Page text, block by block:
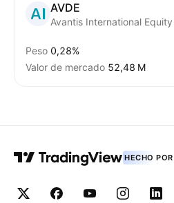
AVDE
Avantis International Equity
Peso 0,28%
Valor de mercado ‪52,48 M‬
HECHO